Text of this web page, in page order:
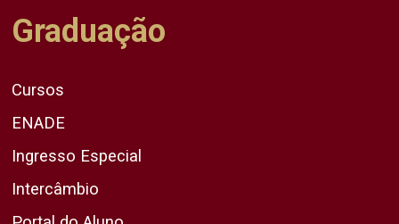
Graduação
Cursos
ENADE
Ingresso Especial
Intercâmbio